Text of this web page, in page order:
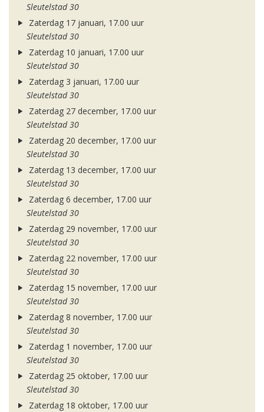
Sleutelstad 30
Zaterdag 17 januari, 17.00 uur
Sleutelstad 30
Zaterdag 10 januari, 17.00 uur
Sleutelstad 30
Zaterdag 3 januari, 17.00 uur
Sleutelstad 30
Zaterdag 27 december, 17.00 uur
Sleutelstad 30
Zaterdag 20 december, 17.00 uur
Sleutelstad 30
Zaterdag 13 december, 17.00 uur
Sleutelstad 30
Zaterdag 6 december, 17.00 uur
Sleutelstad 30
Zaterdag 29 november, 17.00 uur
Sleutelstad 30
Zaterdag 22 november, 17.00 uur
Sleutelstad 30
Zaterdag 15 november, 17.00 uur
Sleutelstad 30
Zaterdag 8 november, 17.00 uur
Sleutelstad 30
Zaterdag 1 november, 17.00 uur
Sleutelstad 30
Zaterdag 25 oktober, 17.00 uur
Sleutelstad 30
Zaterdag 18 oktober, 17.00 uur